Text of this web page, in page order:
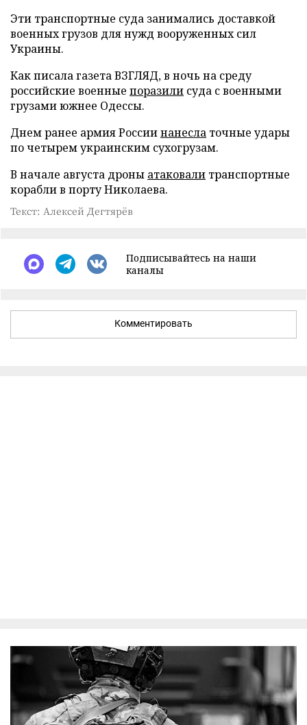
Эти транспортные суда занимались доставкой
военных грузов для нужд вооруженных сил
Украины.
Как писала газета ВЗГЛЯД, в ночь на среду
российские военные поразили суда с военными
грузами южнее Одессы.
Днем ранее армия Россиинанесла точные удары
по четырем украинским сухогрузам.
В начале августа дроны атаковали транспортные
корабли в порту Николаева.
Текст: Алексей Дегтярёв
Подписывайтесь на наши
каналы
Комментировать